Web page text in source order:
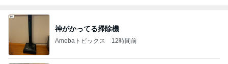
神がかってる掃除機
Amebaトピックス 12時間前